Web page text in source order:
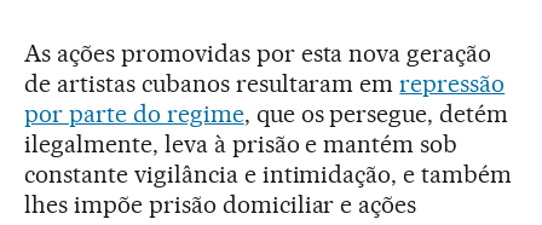
As ações promovidas por esta nova geração
de artistas cubanos resultaram emrepressão
por parte do regime, que os persegue, detém
ilegalmente, leva à prisão e mantém sob
constante vigilância e intimidação, e também
lhes impõe prisão domiciliar e ações